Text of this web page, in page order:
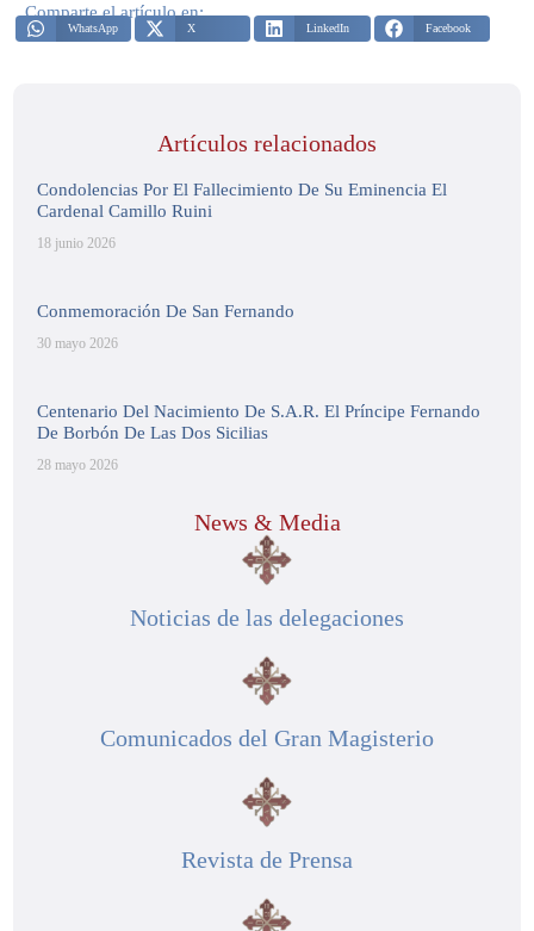
Comparte el artículo en:
WhatsApp X LinkedIn Facebook
Artículos relacionados
Condolencias Por El Fallecimiento De Su Eminencia El
Cardenal Camillo Ruini
18 junio 2026
Conmemoración De San Fernando
30 mayo 2026
Centenario Del Nacimiento De S.A.R. El Príncipe Fernando
De Borbón De Las Dos Sicilias
28 mayo 2026
News & Media
Noticias de las delegaciones
Comunicados del Gran Magisterio
Revista de Prensa